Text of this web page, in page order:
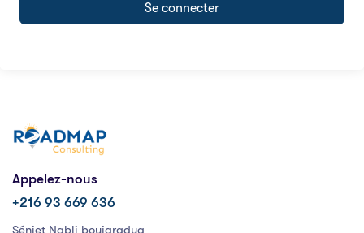
Se connecter
Appelez-nous
+216 93 669 636
Séniet Nabli boujargdua